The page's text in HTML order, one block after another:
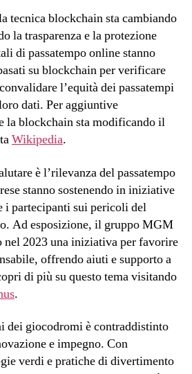
tecnica blockchain sta cambiando
la trasparenza e la protezione
di passatempo online stanno
su blockchain per verificare
l’equità dei passatempi
dati. Per aggiuntive
la blockchain sta modificando il
Wikipedia.
è l’rilevanza del passatempo
stanno sostenendo in iniziative
i partecipanti sui pericoli del
Ad esposizione, il gruppo MGM
nel 2023 una iniziativa per favorire
offrendo aiuti e supporto a
di più su questo tema visitando
.
dei giocodromi è contraddistinto
e impegno. Con
verdi e pratiche di divertimento